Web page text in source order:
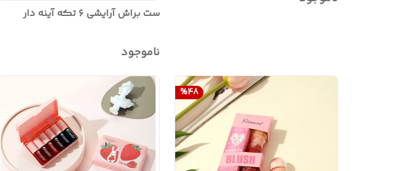
ست براش آرایشی ۶ تکه آینه‌ دار
ناموجود
%48